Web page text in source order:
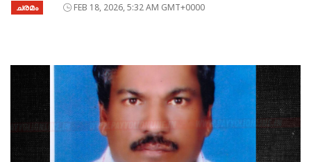
ചരമം FEB 18, 2026, 5:32 AM GMT+0000